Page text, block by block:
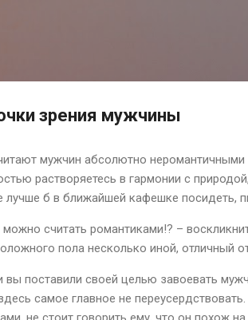
зрения мужчины
мужчин абсолютно неромантичными
растворяетесь в гармонии с
б в ближайшей кафешке посидеть,
считать романтиками!? –
пола несколько иной, отличный
поставили своей целью завоевать
самое главное не